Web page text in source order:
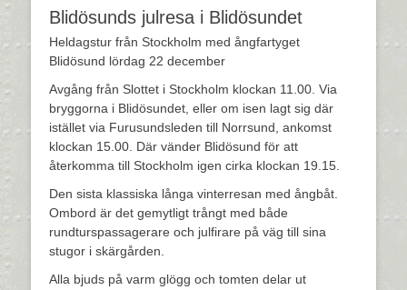
Blidösunds julresa i Blidösundet
Heldagstur från Stockholm med ångfartyget
Blidösund lördag 22 december
Avgång från Slottet i Stockholm klockan 11.00. Via
bryggorna i Blidösundet, eller om isen lagt sig där
istället via Furusundsleden till Norrsund, ankomst
klockan 15.00. Där vänder Blidösund för att
återkomma till Stockholm igen cirka klockan 19.15.
Den sista klassiska långa vinterresan med ångbåt.
Ombord är det gemytligt trångt med både
rundturspassagerare och julfirare på väg till sina
stugor i skärgården.
Alla bjuds på varm glögg och tomten delar ut